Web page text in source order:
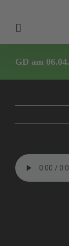
springen
GD am